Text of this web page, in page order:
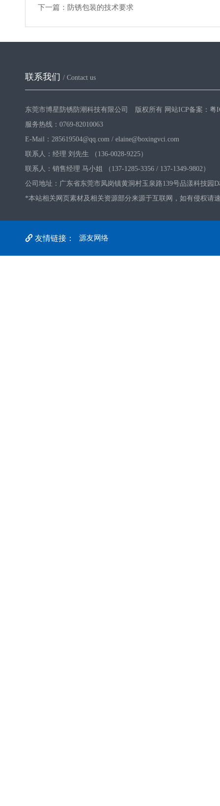
下一篇： 防锈包装的技术要求
联系我们/ Contact us
东莞市博星防锈防潮科技有限公司 版权所有 网站ICP备案：粤
服务热线：0769-82010063
E-Mail：285619504@qq.com / elaine@boxingvci.com
联系人：经理 刘先生 （136-0028-9225）
联系人：销售经理 马小姐 （137-1285-3356 / 137-1349-9802）
公司地址：广东省东莞市凤岗镇黄洞村玉泉路139号品漾科技园
*本站相关网页素材及相关资源部分来源于互联网，如有侵权请
友情链接： 源友网络